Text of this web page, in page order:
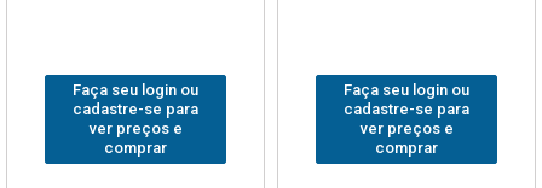
Faça seu login ou
cadastre-se para
ver preços e
comprar
Faça seu login ou
cadastre-se para
ver preços e
comprar